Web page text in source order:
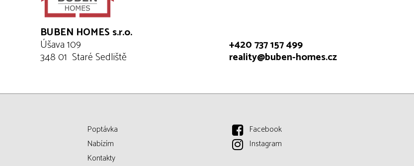
BUBEN HOMES s.r.o.
Úšava 109
348 01 Staré Sedliště
+420 737 157 499
reality@buben-homes.cz
Poptávka
Nabízím
Kontakty
Facebook
Instagram